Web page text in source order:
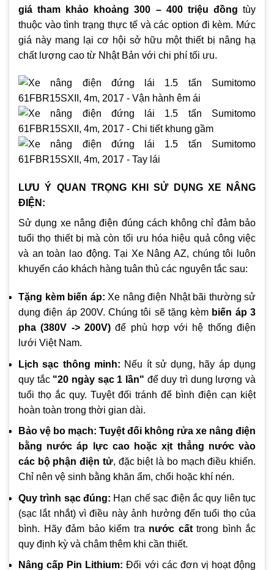
giá tham khảo khoảng 300 – 400 triệu đồng tùy
thuộc vào tình trạng thực tế và các option đi kèm. Mức
giá này mang lại cơ hội sở hữu một thiết bị nâng hạ
chất lượng cao từ Nhật Bản với chi phí tối ưu.
LƯU Ý QUAN TRỌNG KHI SỬ DỤNG XE NÂNG
ĐIỆN:
Sử dụng xe nâng điện đúng cách không chỉ đảm bảo
tuổi thọ thiết bị mà còn tối ưu hóa hiệu quả công việc
và an toàn lao động. Tại Xe Nâng AZ, chúng tôi luôn
khuyến cáo khách hàng tuân thủ các nguyên tắc sau:
Tặng kèm biến áp: Xe nâng điện Nhật bãi thường sử
dụng điện áp 200V. Chúng tôi sẽ tặng kèm biến áp 3
pha (380V -> 200V)để phù hợp với hệ thống điện
lưới Việt Nam.
Lịch sạc thông minh: Nếu ít sử dụng, hãy áp dụng
quy tắc "20 ngày sạc 1 lần" để duy trì dung lượng và
tuổi thọ ắc quy. Tuyệt đối tránh để bình điện cạn kiệt
hoàn toàn trong thời gian dài.
Bảo vệ bo mạch: Tuyệt đối không rửa xe nâng điện
bằng nước áp lực cao hoặc xịt thẳng nước vào
các bộ phận điện tử, đặc biệt là bo mạch điều khiển.
Chỉ nên vệ sinh bằng khăn ẩm, chổi hoặc khí nén.
Quy trình sạc đúng: Hạn chế sạc điện ắc quy liên tục
(sạc lắt nhắt) vì điều này ảnh hưởng đến tuổi thọ của
bình. Hãy đảm bảo kiểm tra nước cấttrong bình ắc
quy định kỳ và châm thêm khi cần thiết.
Nâng cấp Pin Lithium: Đối với các đơn vị hoạt động